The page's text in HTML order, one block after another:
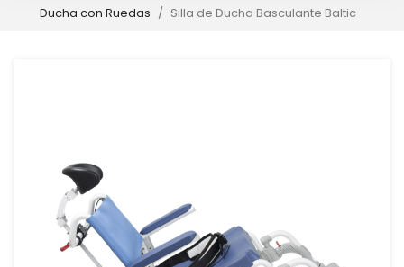
Ducha con Ruedas
Silla de Ducha Basculante Baltic